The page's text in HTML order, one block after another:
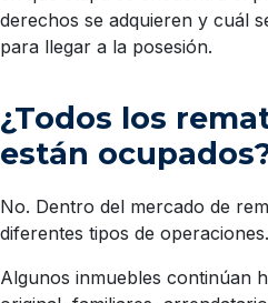
derechos se adquieren y cuál
para llegar a la posesión.
¿Todos los
están
No. Dentro del mercado de
diferentes tipos de operaciones.
Algunos inmuebles continúan